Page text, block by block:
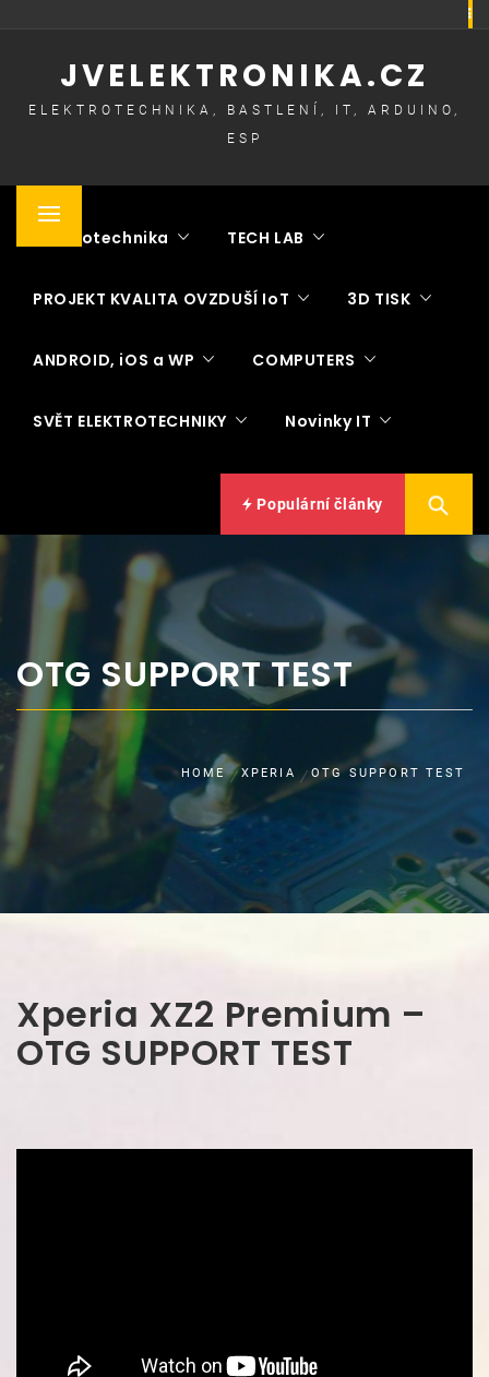
JVELEKTRONIKA.CZ
ELEKTROTECHNIKA, BASTLENÍ, IT, ARDUINO,
ESP
Primary
Elektrotechnika TECH LAB
PROJEKT KVALITA OVZDUŠÍ IoT 3D TISK
ANDROID, iOS a WP COMPUTERS
SVĚT ELEKTROTECHNIKY Novinky IT
Populární články
OTG SUPPORT TEST
HOME XPERIA OTG SUPPORT TEST
Xperia XZ2 Premium –
OTG SUPPORT TEST